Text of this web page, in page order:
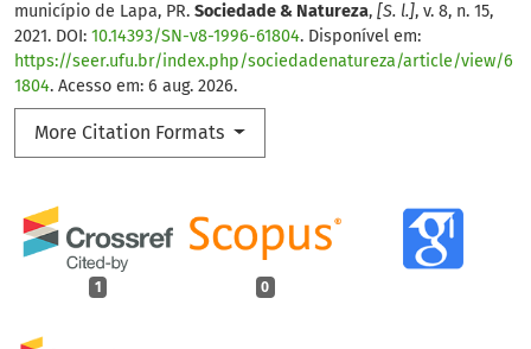
município de Lapa, PR. Sociedade & Natureza, [S. l.], v. 8, n. 15,
2021. DOI: 10.14393/SN-v8-1996-61804. Disponível em:
https://seer.ufu.br/index.php/sociedadenatureza/article/view/6
1804. Acesso em: 6 aug. 2026.
More Citation Formats
1 0